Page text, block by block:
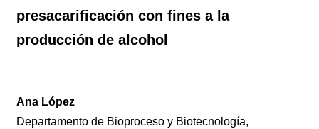
presacarificación con fines a la
producción de alcohol
Ana López
Departamento de Bioproceso y Biotecnología,